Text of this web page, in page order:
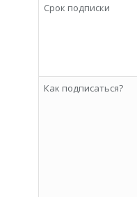
Срок подписки
Как подписаться?